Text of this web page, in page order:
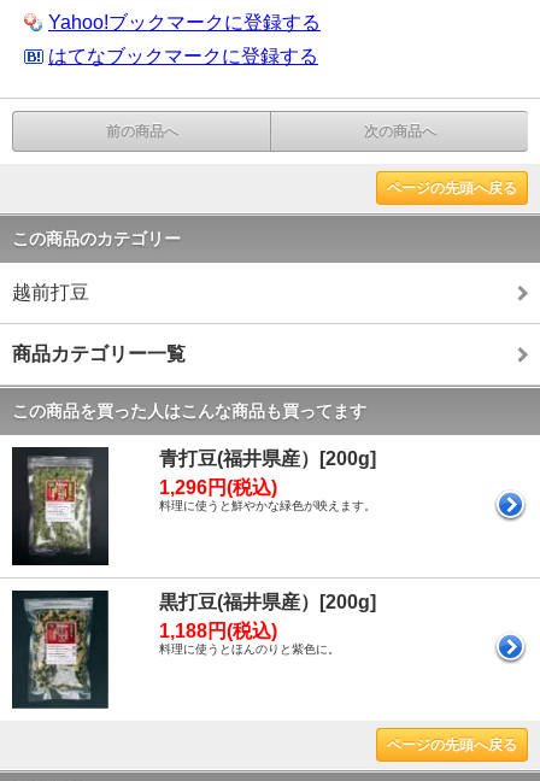
Yahoo!ブックマークに登録する
はてなブックマークに登録する
前の商品へ 次の商品へ
ページの先頭へ戻る
この商品のカテゴリー
越前打豆
商品カテゴリー一覧
この商品を買った人はこんな商品も買ってます
青打豆(福井県産）[200g]
1,296円(税込)
料理に使うと鮮やかな緑色が映えます。
黒打豆(福井県産）[200g]
1,188円(税込)
料理に使うとほんのりと紫色に。
ページの先頭へ戻る